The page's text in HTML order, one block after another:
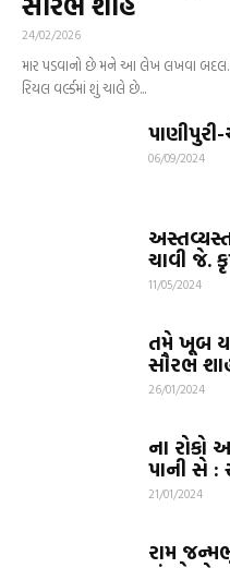
24/02/2026
માર પડવાનો છે મને આ લેખ લખવા
રિયલ વર્લ્ડમાં શું ચાલે છે...
06/09/2024
ચાવી જે.
11/05/2024
તમે ખૂબ
સૌરભ
26/01/2024
ના
પાની સે :
21/01/2024
રામ